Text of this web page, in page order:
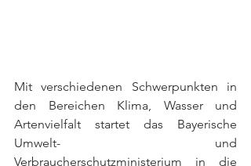
Mit verschiedenen Schwerpunkten in
den Bereichen Klima, Wasser und
Artenvielfalt startet das Bayerische
Umwelt- und
Verbraucherschutzministerium in die